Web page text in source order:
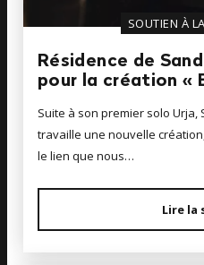
SOUTIEN À
Résidence de
pour la création «
Suite à son premier solo
travaille une nouvelle
le lien que nous…
Lire la